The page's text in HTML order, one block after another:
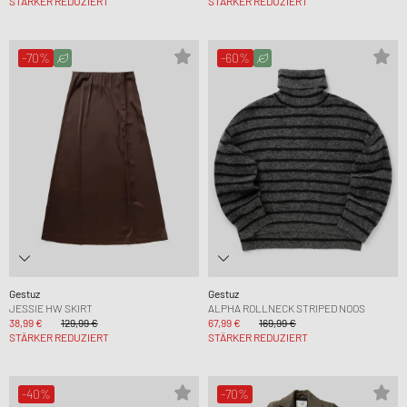
-70%
Gestuz
JESSIE HW SKIRT
38,99 €
129,99 €
STÄRKER REDUZIERT
-60%
Gestuz
ALPHA ROLLNECK STRIPED NOOS
67,99 €
169,99 €
STÄRKER REDUZIERT
-40% -70%